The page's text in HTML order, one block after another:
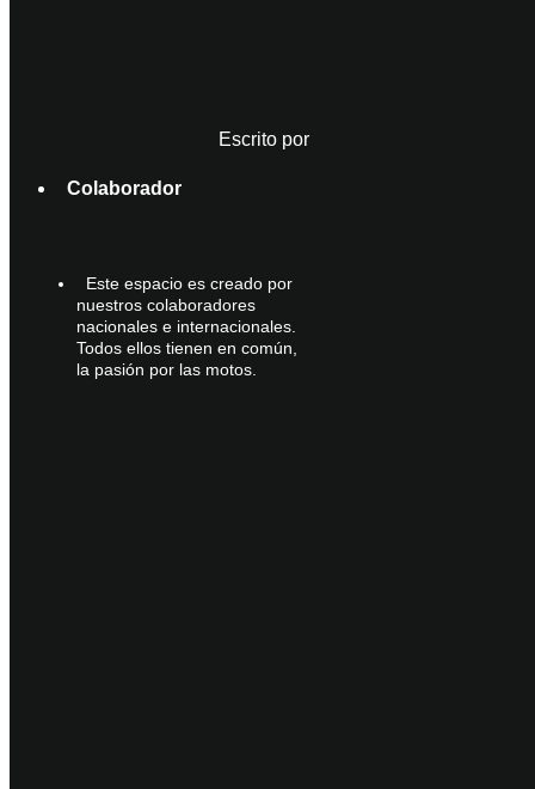
Escrito por
Colaborador
Este espacio es creado por
nuestros colaboradores
nacionales e internacionales.
Todos ellos tienen en común,
la pasión por las motos.